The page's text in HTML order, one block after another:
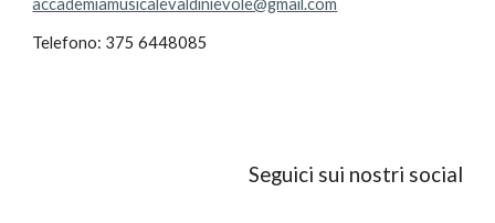
accademiamusicalevaldinievole@gmail.com
Telefono: 375 6448085
Seguici sui nostri social